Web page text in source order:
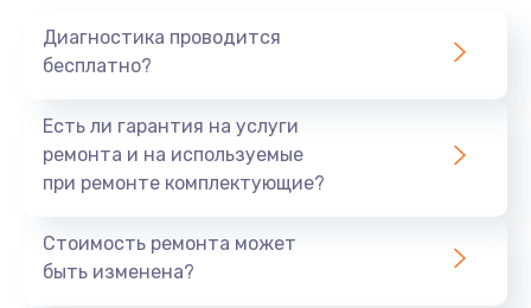
Заказать
1190 руб.
Заказать
Замена термостата
Диагностика проводится
бесплатно?
Есть ли гарантия на услуги
ремонта и на используемые
при ремонте комплектующие?
Стоимость ремонта может
быть изменена?